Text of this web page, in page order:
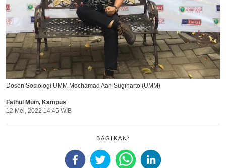
Dosen Sosiologi UMM Mochamad Aan Sugiharto (UMM)
Fathul Muin, Kampus
12 Mei, 2022 14:45 WIB
BAGIKAN: